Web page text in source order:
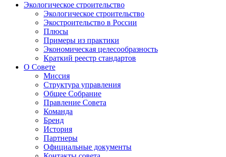
Экологическое строительство
Экологическое строительство
Экостроительство в России
Плюсы
Примеры из практики
Экономическая целесообразность
Краткий реестр стандартов
О Совете
Миссия
Структура управления
Общее Собрание
Правление Совета
Команда
Бренд
История
Партнеры
Официальные документы